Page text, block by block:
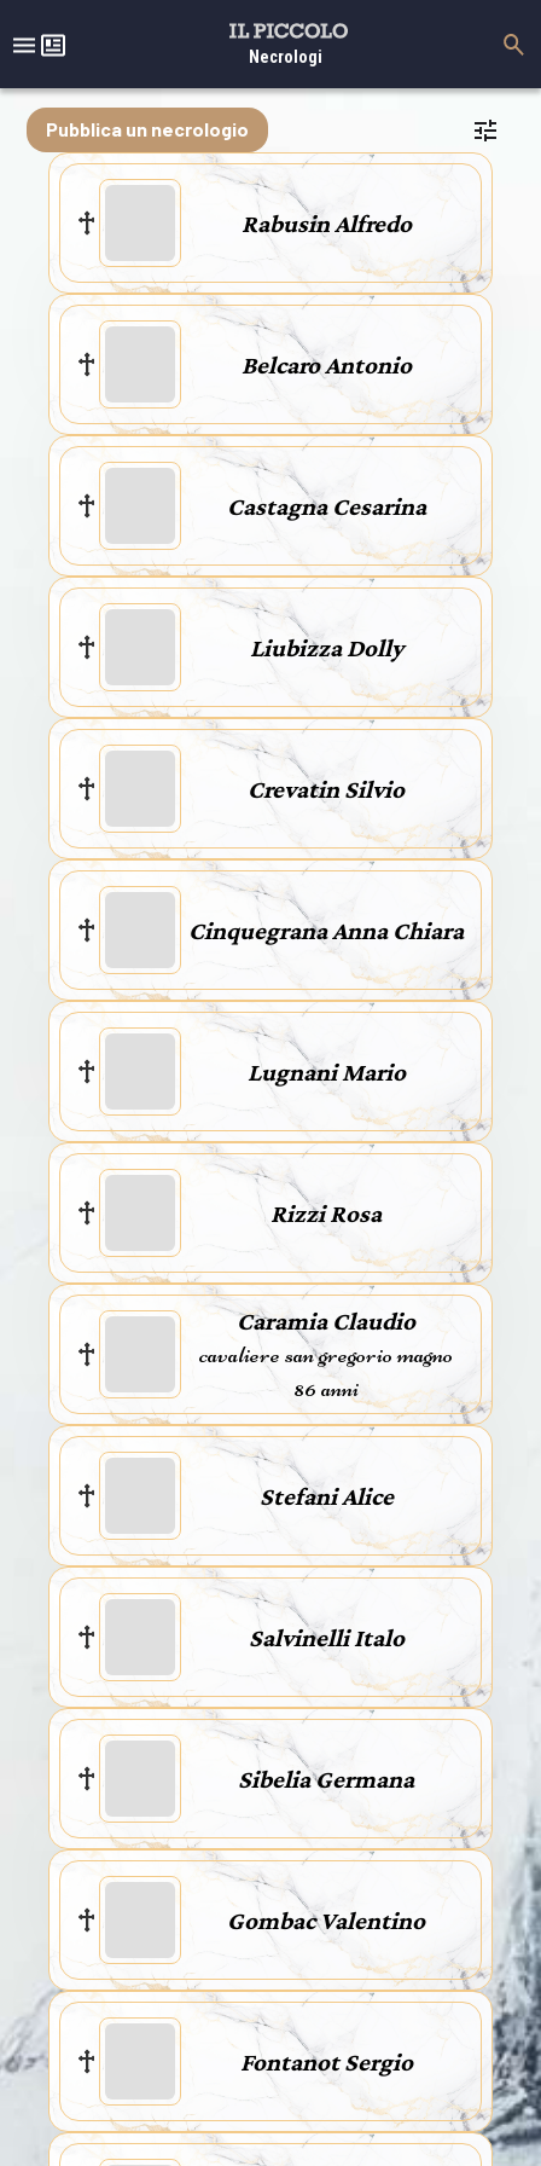
Necrologi
Pubblica un necrologio
Rabusin Alfredo
Belcaro Antonio
Castagna Cesarina
Liubizza Dolly
Crevatin Silvio
Cinquegrana Anna Chiara
Lugnani Mario
Rizzi Rosa
Caramia Claudio
cavaliere san gregorio magno
86 anni
Stefani Alice
Salvinelli Italo
Sibelia Germana
Gombac Valentino
Fontanot Sergio